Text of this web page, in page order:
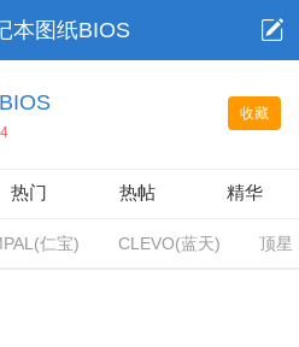
本图纸BIOS
收藏
4
热门 热帖 精华
仁宝) CLEVO(蓝天) 顶星